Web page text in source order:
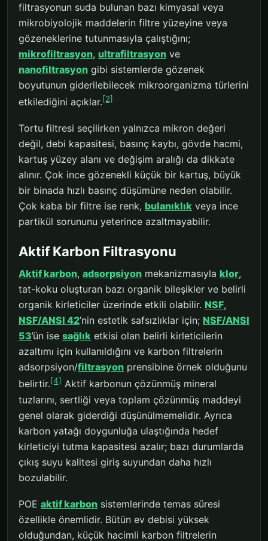
filtrasyonun suda bulunan bazı kimyasal veya
mikrobiyolojik maddelerin filtre yüzeyine veya
gözeneklerine tutunmasıyla çalıştığını;
mikrofiltrasyon, ultrafiltrasyon ve
nanofiltrasyon gibi sistemlerde gözenek
boyutunun giderilebilecek mikroorganizma türlerini
etkilediğini açıklar.[2]
Tortu filtresi seçilirken yalnızca mikron değeri
değil, debi kapasitesi, basınç kaybı, gövde hacmi,
kartuş yüzey alanı ve değişim aralığı da dikkate
alınır. Çok ince gözenekli küçük bir kartuş, büyük
bir binada hızlı basınç düşümüne neden olabilir.
Çok kaba bir filtre ise renk, bulanıklık veya ince
partikül sorununu yeterince azaltmayabilir.
Aktif Karbon Filtrasyonu
Aktif karbon, adsorpsiyon mekanizmasıyla klor,
tat-koku oluşturan bazı organik bileşikler ve belirli
organik kirleticiler üzerinde etkili olabilir. NSF,
NSF/ANSI 42’nin estetik safsızlıklar için; NSF/ANSI
53’ün ise sağlık etkisi olan belirli kirleticilerin
azaltımı için kullanıldığını ve karbon filtrelerin
adsorpsiyon/filtrasyon prensibine örnek olduğunu
belirtir.[4] Aktif karbonun çözünmüş mineral
tuzlarını, sertliği veya toplam çözünmüş maddeyi
genel olarak giderdiği düşünülmemelidir. Ayrıca
karbon yatağı doygunluğa ulaştığında hedef
kirleticiyi tutma kapasitesi azalır; bazı durumlarda
çıkış suyu kalitesi giriş suyundan daha hızlı
bozulabilir.
POE aktif karbon sistemlerinde temas süresi
özellikle önemlidir. Bütün ev debisi yüksek
olduğundan, küçük hacimli karbon filtrelerin